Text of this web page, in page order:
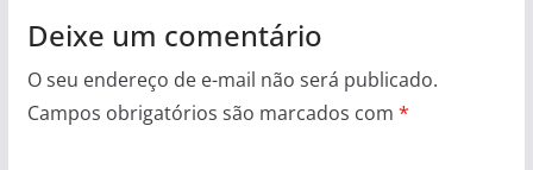
Deixe um comentário
O seu endereço de e-mail não será publicado.
Campos obrigatórios são marcados com *